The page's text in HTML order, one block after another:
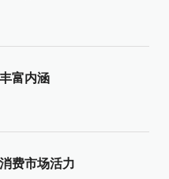
富内涵
费市场活力